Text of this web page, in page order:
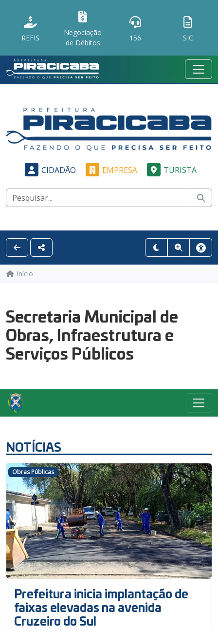
REFIS
Negociação
de Débitos
156 SIC
CIDADÃO EMPRESA TURISTA
Início
Secretaria Municipal de
Obras, Infraestrutura e
Serviços Públicos
NOTÍCIAS
Prefeitura inicia implantação de
faixas elevadas na avenida
Cruzeiro do Sul
Obras Públicas